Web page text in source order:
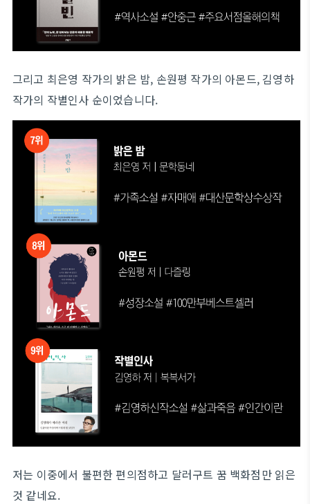
그리고 최은영 작가의 밝은 밤, 손원평 작가의 아몬드, 김영하
작가의 작별인사 순이었습니다.
저는 이중에서 불편한 편의점하고 달러구트 꿈 백화점만 읽은
것 같네요.